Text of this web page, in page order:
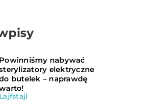
Powinniśmy nabywać
elektryczne
butelek – naprawdę
Lajfstajl